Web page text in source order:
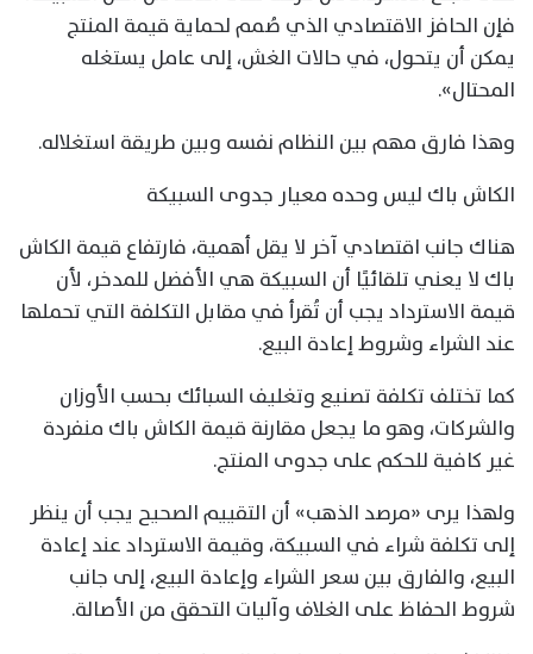
فإن الحافز الاقتصادي الذي صُمم لحماية قيمة المنتج
يمكن أن يتحول، في حالات الغش، إلى عامل يستغله
المحتال».
وهذا فارق مهم بين النظام نفسه وبين طريقة استغلاله.
الكاش باك ليس وحده معيار جدوى السبيكة
هناك جانب اقتصادي آخر لا يقل أهمية، فارتفاع قيمة الكاش
باك لا يعني تلقائيًا أن السبيكة هي الأفضل للمدخر، لأن
قيمة الاسترداد يجب أن تُقرأ في مقابل التكلفة التي تحملها
عند الشراء وشروط إعادة البيع.
كما تختلف تكلفة تصنيع وتغليف السبائك بحسب الأوزان
والشركات، وهو ما يجعل مقارنة قيمة الكاش باك منفردة
غير كافية للحكم على جدوى المنتج.
ولهذا يرى «مرصد الذهب» أن التقييم الصحيح يجب أن ينظر
إلى تكلفة شراء في السبيكة، وقيمة الاسترداد عند إعادة
البيع، والفارق بين سعر الشراء وإعادة البيع، إلى جانب
شروط الحفاظ على الغلاف وآليات التحقق من الأصالة.